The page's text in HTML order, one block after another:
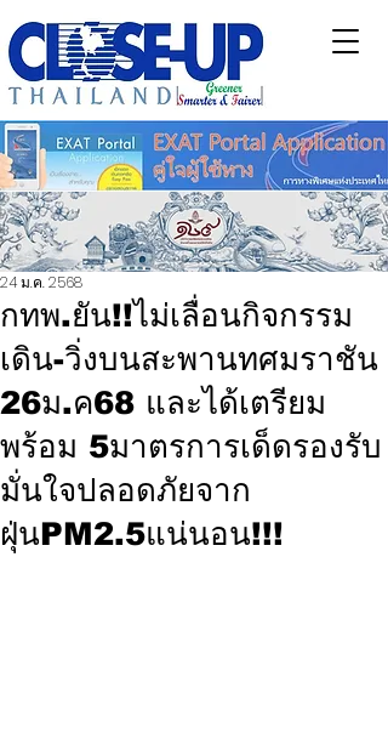
กทพ.ยัน!!ไม่เลื่อนกิจกรรม
เดิน-วิ่งบนสะพานทศมราชัน
26ม.ค68 และได้เตรียม
พร้อม 5มาตรการเด็ดรองรับ
มั่นใจปลอดภัยจาก
ฝุ่นPM2.5แน่นอน!!!
24 ม.ค. 2568